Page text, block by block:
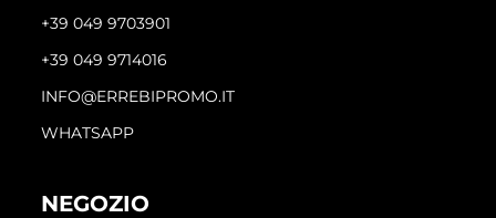
+39 049 9703901
+39 049 9714016
INFO@ERREBIPROMO.IT
WHATSAPP
NEGOZIO